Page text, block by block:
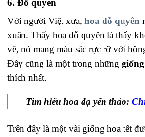
6. Đỗ quyên
Với người Việt xưa, hoa đỗ quyên
xuân. Thấy hoa đỗ quyên là thấy
về, nó mang màu sắc rực rỡ với
Đây cũng là một trong những
thích nhất.
Tìm hiểu hoa dạ yến thảo:
Trên đây là một vài giống hoa tết